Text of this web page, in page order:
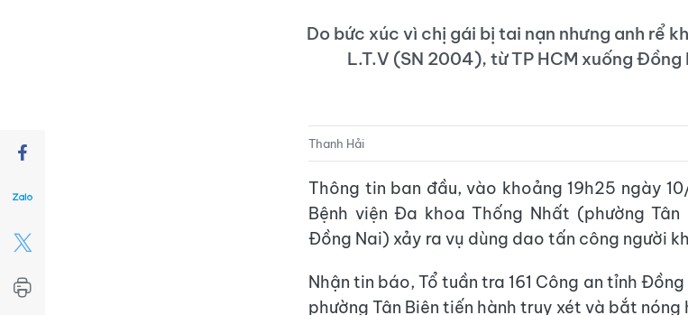
Do bức xúc vì chị gái bị tai nạn nhưng anh rể
L.T.V (SN 2004), từ TP HCM xuống
Thanh Hải
Thông tin ban đầu, vào khoảng 19h25 ngày
Bệnh viện Đa khoa Thống Nhất (phường Tân
Đồng Nai) xảy ra vụ dùng dao tấn công người
Nhận tin báo, Tổ tuần tra 161 Công an tỉnh
phường Tân Biên tiến hành truy xét và bắt